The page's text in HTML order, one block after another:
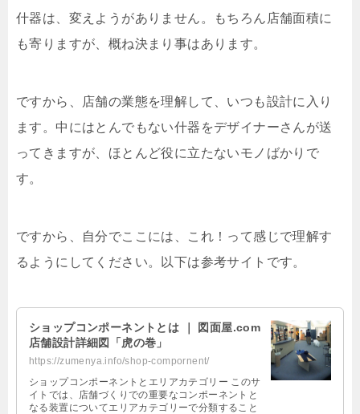
什器は、変えようがありません。もちろん店舗面積に
も寄りますが、概ね決まり事はあります。
ですから、店舗の業態を理解して、いつも設計に入り
ます。中にはとんでもない什器をデザイナーさんが送
ってきますが、ほとんど役に立たないモノばかりで
す。
ですから、自分でここには、これ！って感じで理解す
るようにしてください。以下は参考サイトです。
ショップコンポーネントとは ｜ 図面屋.com
店舗設計詳細図「虎の巻」
https://zumenya.info/shop-compornent/
ショップコンポーネントとエリアカテゴリー このサ
イトでは、店舗づくりでの重要なコンポーネントと
なる装置についてエリアカテゴリーで分類すること